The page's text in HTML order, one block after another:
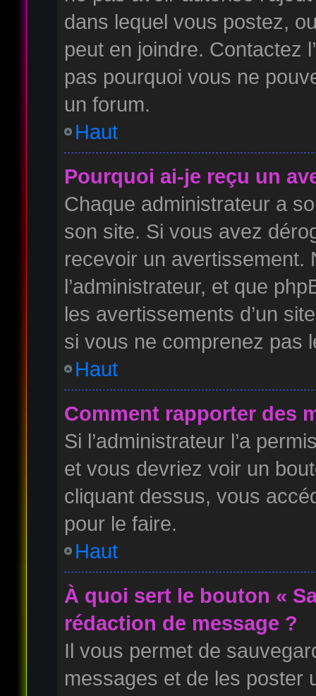
dans lequel vous postez,
peut en joindre. Contactez
pas pourquoi vous ne
un forum.
Haut
Pourquoi ai-je reçu un
Chaque administrateur a
son site. Si vous avez
recevoir un avertissement.
l’administrateur, et que
les avertissements d’un
si vous ne comprenez pas
Haut
Comment rapporter des
Si l’administrateur l’a
et vous devriez voir un
cliquant dessus, vous
pour le faire.
Haut
À quoi sert le bouton «
rédaction de message ?
Il vous permet de
messages et de les poster